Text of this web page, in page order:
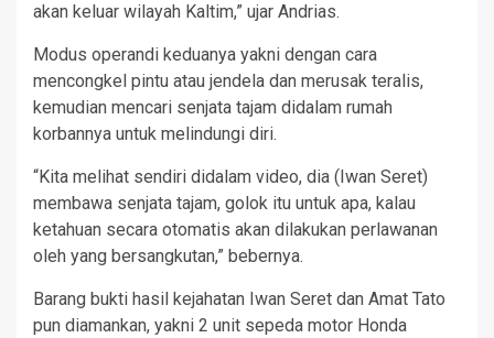
akan keluar wilayah Kaltim,” ujar Andrias.
Modus operandi keduanya yakni dengan cara
mencongkel pintu atau jendela dan merusak teralis,
kemudian mencari senjata tajam didalam rumah
korbannya untuk melindungi diri.
“Kita melihat sendiri didalam video, dia (Iwan Seret)
membawa senjata tajam, golok itu untuk apa, kalau
ketahuan secara otomatis akan dilakukan perlawanan
oleh yang bersangkutan,” bebernya.
Barang bukti hasil kejahatan Iwan Seret dan Amat Tato
pun diamankan, yakni 2 unit sepeda motor Honda